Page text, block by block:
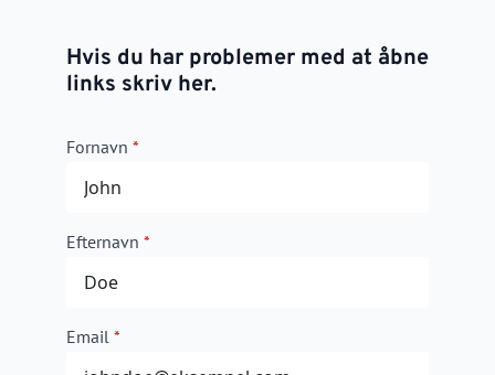
Hvis du har problemer med at åbne
links skriv her.
Fornavn *
Efternavn *
Email *